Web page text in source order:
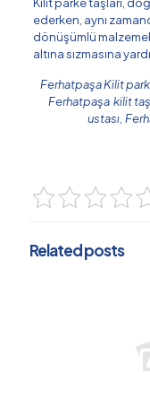
ederken, aynı
dönüşümlü
altına sızmasına
Ferhatpaşa Kilit
Ferhatpaşa kilit
ustası,
Related posts